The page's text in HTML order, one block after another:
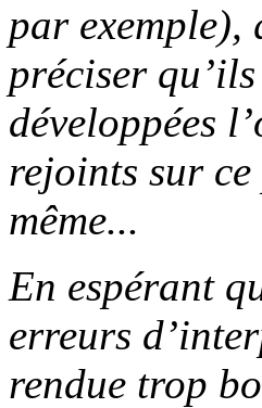
par exemple),
préciser
développées
rejoints sur
même...
En espérant
erreurs
rendue trop